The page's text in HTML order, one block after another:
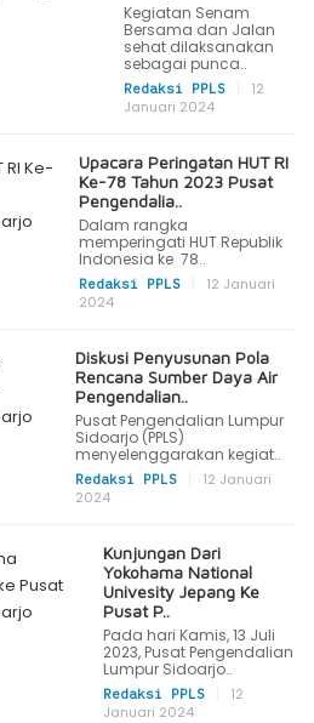
Kegiatan Senam
Bersama dan Jalan
sehat dilaksanakan
sebagai punca..
Redaksi PPLS
12
Januari 2024
Upacara Peringatan HUT RI
Ke-78 Tahun 2023 Pusat
Pengendalia..
Dalam rangka
memperingati HUT Republik
Indonesia ke 78..
Redaksi PPLS
12 Januari
2024
Diskusi Penyusunan Pola
Rencana Sumber Daya Air
Pengendalian..
Pusat Pengendalian Lumpur
Sidoarjo (PPLS)
menyelenggarakan kegiat..
Redaksi PPLS
12 Januari
2024
Kunjungan Dari
Yokohama National
Univesity Jepang Ke
Pusat P..
Pada hari Kamis, 13 Juli
2023, Pusat Pengendalian
Lumpur Sidoarjo..
Redaksi PPLS
12
Januari 2024